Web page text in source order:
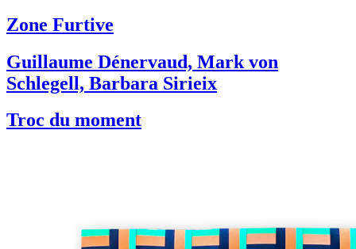
Zone Furtive
Guillaume Dénervaud, Mark von
Schlegell, Barbara Sirieix
Troc du moment